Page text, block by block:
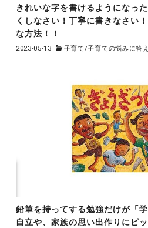
きれいな字を書けるようになっ
くしなさい！丁寧に書きなさい
な方法！！
2023-05-13 子育て/子育ての悩みに答
鉛筆を持ってする勉強だけが「
自立や、家族の思い出作りにピ